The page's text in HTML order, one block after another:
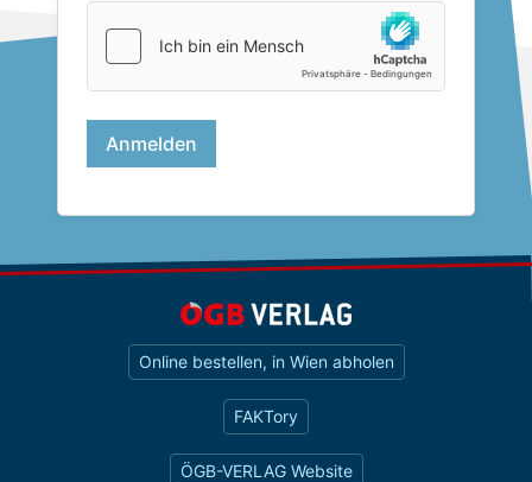
Online bestellen, in Wien abholen
FAKTory
ÖGB-VERLAG Website